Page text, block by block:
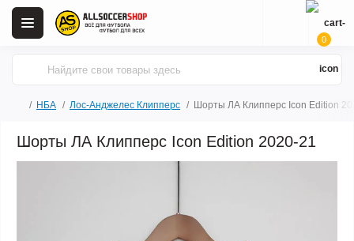
0
НБА Лос-Анджелес Клипперс Шорты ЛА Клипперс Icon Edition
Шорты ЛА Клипперс Icon Edition 2020-21